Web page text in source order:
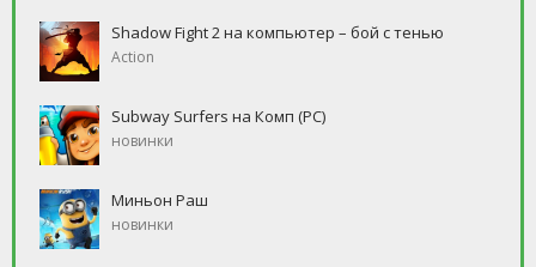
Shadow Fight 2 на компьютер – бой с тенью
Action
Subway Surfers на Комп (PC)
новинки
Миньон Раш
новинки